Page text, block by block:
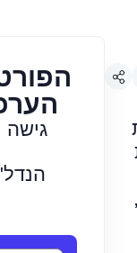
גישה